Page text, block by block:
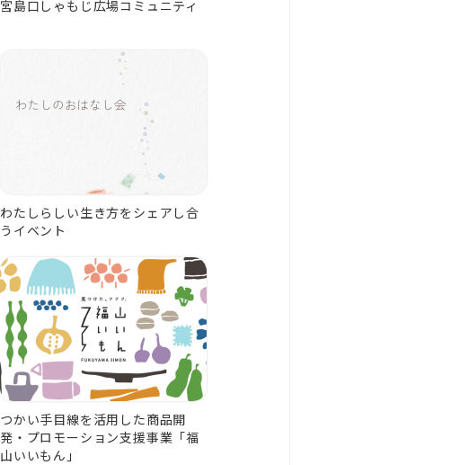
宮島口しゃもじ広場コミュニティ
わたしらしい生き方をシェアし合
うイベント
つかい手目線を活用した商品開
発・プロモーション支援事業「福
山いいもん」